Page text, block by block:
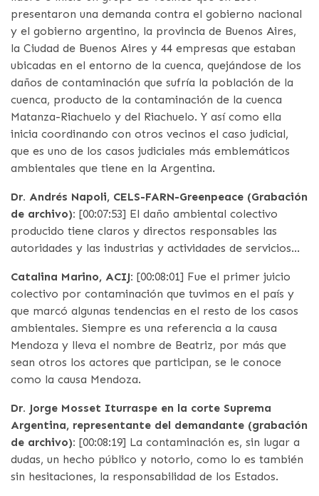
presentaron una demanda contra el gobierno nacional
y el gobierno argentino, la provincia de Buenos Aires,
la Ciudad de Buenos Aires y 44 empresas que estaban
ubicadas en el entorno de la cuenca, quejándose de los
daños de contaminación que sufría la población de la
cuenca, producto de la contaminación de la cuenca
Matanza-Riachuelo y del Riachuelo. Y así como ella
inicia coordinando con otros vecinos el caso judicial,
que es uno de los casos judiciales más emblemáticos
ambientales que tiene en la Argentina.
Dr. Andrés Napoli, CELS-FARN-Greenpeace (Grabación
de archivo): [00:07:53] El daño ambiental colectivo
producido tiene claros y directos responsables las
autoridades y las industrias y actividades de servicios…
Catalina Marino, ACIJ: [00:08:01] Fue el primer juicio
colectivo por contaminación que tuvimos en el país y
que marcó algunas tendencias en el resto de los casos
ambientales. Siempre es una referencia a la causa
Mendoza y lleva el nombre de Beatriz, por más que
sean otros los actores que participan, se le conoce
como la causa Mendoza.
Dr. Jorge Mosset Iturraspe en la corte Suprema
Argentina, representante del demandante (grabación
de archivo): [00:08:19] La contaminación es, sin lugar a
dudas, un hecho público y notorio, como lo es también
sin hesitaciones, la responsabilidad de los Estados.